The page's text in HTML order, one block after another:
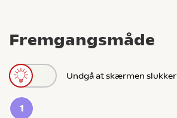
Fremgangsmåde
Undgå at skærmen slukker